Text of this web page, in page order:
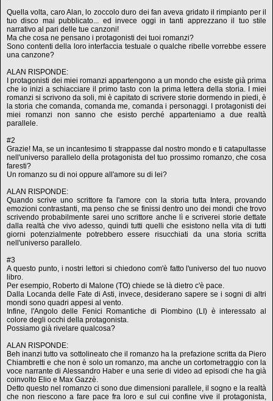
Quella volta, caro Alan, lo zoccolo duro dei fan aveva gridato il rimpianto per il
tuo disco mai pubblicato... ed invece oggi in tanti apprezzano il tuo stile
narrativo al pari delle tue canzoni!
Ma che cosa ne pensano i protagonisti dei tuoi romanzi?
Sono contenti della loro interfaccia testuale o qualche ribelle vorrebbe essere
una canzone?
ALAN RISPONDE:
I protagonisti dei miei romanzi appartengono a un mondo che esiste già prima
che io inizi a schiacciare il primo tasto con la prima lettera della storia. I miei
romanzi si scrivono da soli, mi è capitato di scrivere storie dormendo in piedi, è
la storia che comanda, comanda me, comanda i personaggi. I protagonisti dei
miei romanzi non sanno che esisto perché apparteniamo a due realtà
parallele.
#2
Grazie! Ma, se un incantesimo ti strappasse dal nostro mondo e ti catapultasse
nell'universo parallelo della protagonista del tuo prossimo romanzo, che cosa
faresti?
Un romanzo su di noi oppure all'amore su di lei?
ALAN RISPONDE:
Quando scrive uno scrittore fa l'amore con la storia tutta Intera, provando
emozioni contrastanti, ma penso che se finissi dentro uno dei mondi che trovo
scrivendo probabilmente sarei uno scrittore anche lì e scriverei storie dettate
dalla realtà che vivo adesso, quindi tutti quelli che esistono nella vita di tutti
giorni potenzialmente potrebbero essere risucchiati da una storia scritta
nell'universo parallelo.
#3
A questo punto, i nostri lettori si chiedono com'è fatto l'universo del tuo nuovo
libro.
Per esempio, Roberto di Malone (TO) chiede se là dietro c'è pace.
Dalla Locanda delle Fate di Asti, invece, desiderano sapere se i sogni di altri
mondi sono quadri appesi al vento.
Infine, l'Angolo delle Fenici Romantiche di Piombino (LI) è interessato al
colore degli occhi della protagonista.
Possiamo già rivelare qualcosa?
ALAN RISPONDE:
Beh inanzi tutto va sottolineato che il romanzo ha la prefazione scritta da Piero
Chiambretti e che non è solo un romanzo, ma anche un cortometraggio con la
voce narrante di Alessandro Haber e una serie di video ad episodi che ha già
coinvolto Elio e Max Gazzè.
Detto questo nel romanzo ci sono due dimensioni parallele, il sogno e la realtà
che non riescono a fare pace fra loro e sul cui confine vive il protagonista,